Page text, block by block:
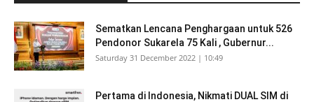
Sematkan Lencana Penghargaan untuk 526
Pendonor Sukarela 75 Kali , Gubernur...
Saturday 31 December 2022 | 10:49
Pertama di Indonesia, Nikmati DUAL SIM di